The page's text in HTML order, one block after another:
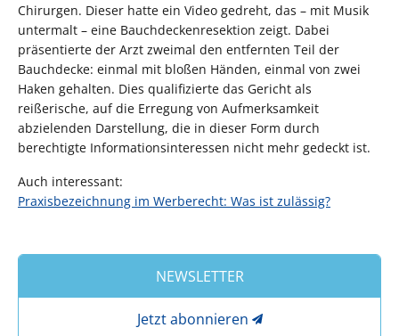
Chirurgen. Dieser hatte ein Video gedreht, das – mit Musik
untermalt – eine Bauchdeckenresektion zeigt. Dabei
präsentierte der Arzt zweimal den entfernten Teil der
Bauchdecke: einmal mit bloßen Händen, einmal von zwei
Haken gehalten. Dies qualifizierte das Gericht als
reißerische, auf die Erregung von Aufmerksamkeit
abzielenden Darstellung, die in dieser Form durch
berechtigte Informationsinteressen nicht mehr gedeckt ist.
Auch interessant:
Praxisbezeichnung im Werberecht: Was ist zulässig?
NEWSLETTER
Jetzt abonnieren